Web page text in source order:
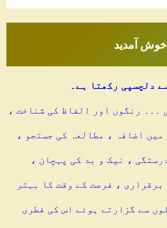
خوش آمدید
دلچسپی رکھتا ہے۔
۔۔۔ رنگوں اور الفاظ کی شناخت ،
اضافہ ، مطالعہ کی جستجو ،
، نیک و بد کی پہچان ،
، فرصت کے وقت کا بہتر
سے گزارتے ہوئے اس کی فطری